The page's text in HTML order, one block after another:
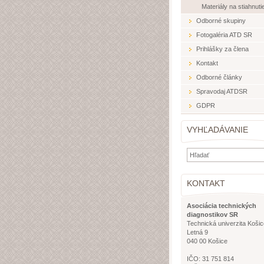
Materiály na
Odborné skupiny
Fotogaléria ATD SR
Prihlášky za člena
Kontakt
Odborné články
Spravodaj ATDSR
GDPR
VYHĽADÁVANIE
KONTAKT
Asociácia technických
diagnostikov SR
Technická univerzita
Letná 9
040 00 Košice
IČO: 31 751 814